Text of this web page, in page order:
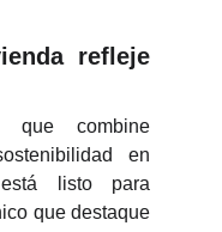
refleje
que combine
en
listo para
que destaque